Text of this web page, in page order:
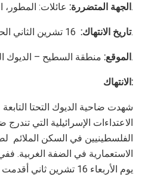
الجهة المتضررة:عائلات: المطور، الفاخوري، الظلام، الحاج.
تاريخ الانتهاك:16 تشرين الثاني الحالي.
الموقع:منطقة السطيح – الديوك التحتا – أريحا.
الانتهاك:
شهدت ضاحية الديوك التحتا
الاعتداءات الإسرائيلية التي
الفلسطينيين في السكن الملائم
الاستعمارية في الضفة الغربية.
يوم الأربعاء 16 تشرين